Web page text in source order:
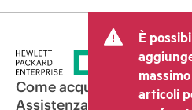
È
articoli
Come acquistare
Assistenza per i prodotti